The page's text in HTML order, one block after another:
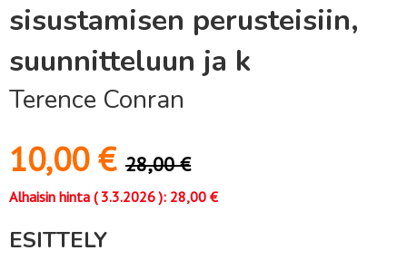
sisustamisen perusteisiin,
suunnitteluun ja k
Terence Conran
10,00€ 28,00€
Alhaisin hinta (3.3.2026): 28,00 €
ESITTELY